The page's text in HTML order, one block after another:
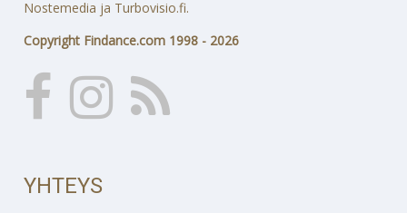
Nostemedia ja Turbovisio.fi.
Copyright Findance.com 1998 - 2026
YHTEYS